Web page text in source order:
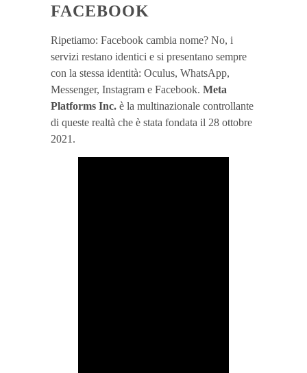
FACEBOOK
Ripetiamo: Facebook cambia nome? No, i
servizi restano identici e si presentano sempre
con la stessa identità: Oculus, WhatsApp,
Messenger, Instagram e Facebook. Meta
Platforms Inc. è la multinazionale controllante
di queste realtà che è stata fondata il 28 ottobre
2021.